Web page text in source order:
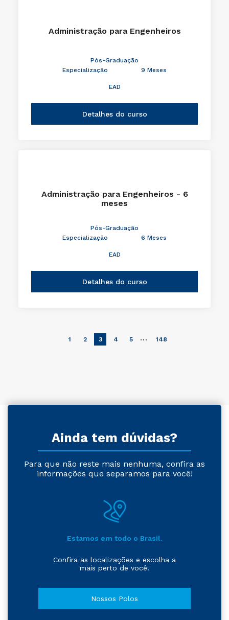
Administração para Engenheiros
Pós-Graduação
Especialização
9 Meses
EAD
Detalhes do curso
Administração para Engenheiros - 6
meses
Pós-Graduação
Especialização
6 Meses
EAD
Detalhes do curso
1 2 3 4 5 … 148
Ainda tem dúvidas?
Para que não reste mais nenhuma, confira as
informações que separamos para você!
Estamos em todo o Brasil.
Confira as localizações e escolha a
mais perto de você!
Nossos Polos